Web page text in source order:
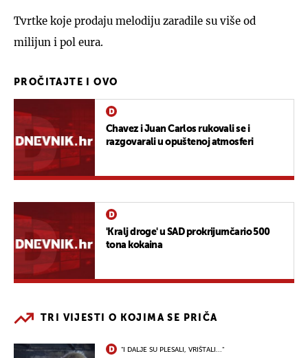
Tvrtke koje prodaju melodiju zaradile su više od
milijun i pol eura.
PROČITAJTE I OVO
Chavez i Juan Carlos rukovali se i
razgovarali u opuštenoj atmosferi
'Kralj droge' u SAD prokrijumčario 500
tona kokaina
TRI VIJESTI O KOJIMA SE PRIČA
"I DALJE SU PLESALI, VRIŠTALI..."